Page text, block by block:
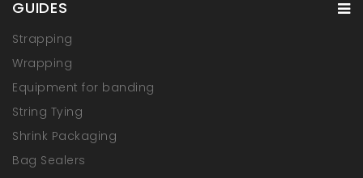
GUIDES
Strapping
Wrapping
Equipment for banding
String Tying
Shrink Packaging
Bag Sealers